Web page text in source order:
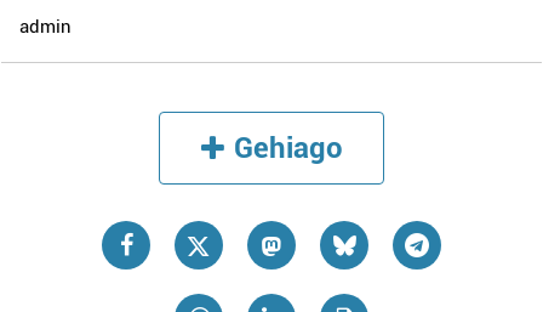
admin
Gehiago